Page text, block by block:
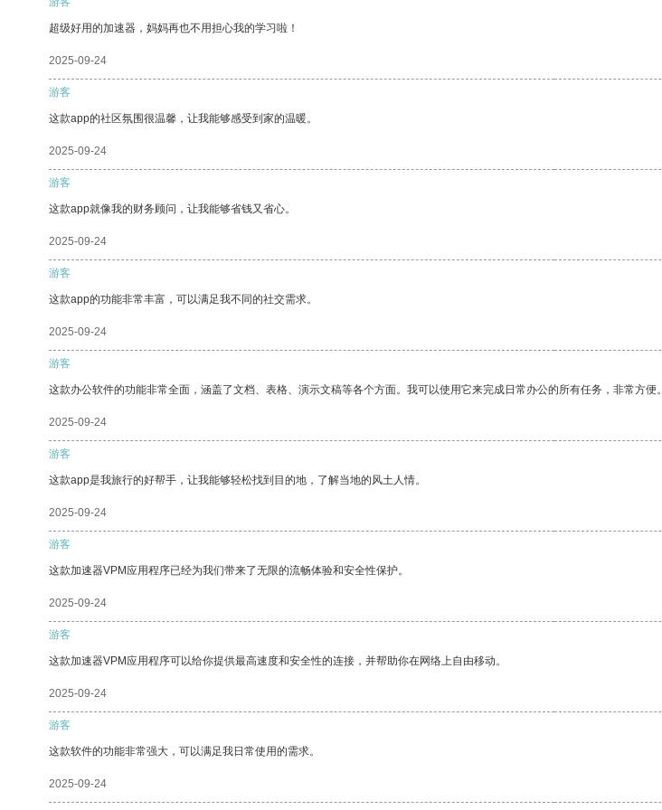
超级好用的加速器，妈妈再也不用担心我的学习啦！
2025-09-24
游客
这款app的社区氛围很温馨，让我能够感受到家的温暖。
2025-09-24
游客
这款app就像我的财务顾问，让我能够省钱又省心。
2025-09-24
游客
这款app的功能非常丰富，可以满足我不同的社交需求。
2025-09-24
游客
这款办公软件的功能非常全面，涵盖了文档、表格、演示文稿等各个方面。我可以使用它来完成日常办公的所有任务，非常方便。
2025-09-24
游客
这款app是我旅行的好帮手，让我能够轻松找到目的地，了解当地的风土人情。
2025-09-24
游客
这款加速器VPM应用程序已经为我们带来了无限的流畅体验和安全性保护。
2025-09-24
游客
这款加速器VPM应用程序可以给你提供最高速度和安全性的连接，并帮助你在网络上自由移动。
2025-09-24
游客
这款软件的功能非常强大，可以满足我日常使用的需求。
2025-09-24